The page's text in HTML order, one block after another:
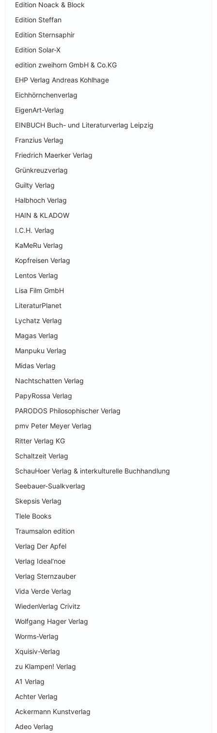
Edition Noack & Block
Edition Steffan
Edition Sternsaphir
Edition Solar-X
edition zweihorn GmbH & Co.KG
EHP Verlag Andreas Kohlhage
Eichhörnchenverlag
EigenArt-Verlag
EINBUCH Buch- und Literaturverlag Leipzig
Franzius Verlag
Friedrich Maerker Verlag
Grünkreuzverlag
Guilty Verlag
Halbhoch Verlag
HAIN & KLADOW
I.C.H. Verlag
KaMeRu Verlag
Kopfreisen Verlag
Lentos Verlag
Lisa Film GmbH
LiteraturPlanet
Lychatz Verlag
Magas Verlag
Manpuku Verlag
Midas Verlag
Nachtschatten Verlag
PapyRossa Verlag
PARODOS Philosophischer Verlag
pmv Peter Meyer Verlag
Ritter Verlag KG
Schaltzeit Verlag
SchauHoer Verlag & interkulturelle Buchhandlung
Seebauer-Sualkverlag
Skepsis Verlag
Tlele Books
Traumsalon edition
Verlag Der Apfel
Verlag Ideal‘noe
Verlag Sternzauber
Vida Verde Verlag
WiedenVerlag Crivitz
Wolfgang Hager Verlag
Worms-Verlag
Xquisiv-Verlag
zu Klampen! Verlag
A1 Verlag
Achter Verlag
Ackermann Kunstverlag
Adeo Verlag